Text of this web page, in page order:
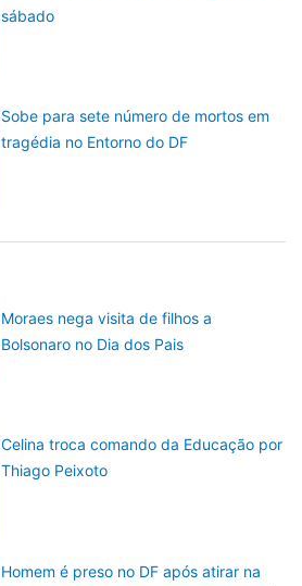
sábado
Sobe para sete número de mortos em
tragédia no Entorno do DF
Moraes nega visita de filhos a
Bolsonaro no Dia dos Pais
Celina troca comando da Educação por
Thiago Peixoto
Homem é preso no DF após atirar na